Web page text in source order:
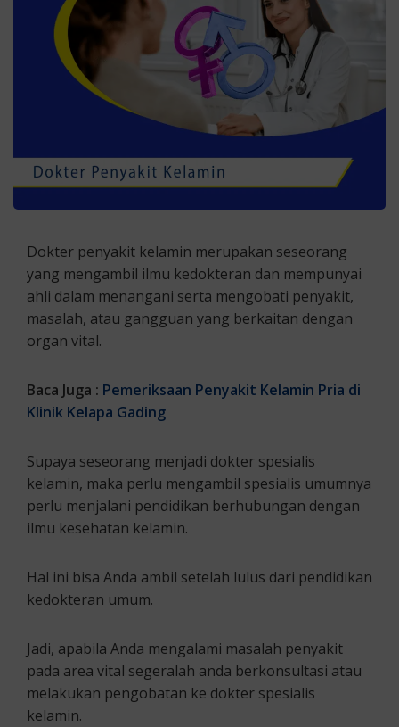
Dokter penyakit kelamin merupakan seseorang
yang mengambil ilmu kedokteran dan mempunyai
ahli dalam menangani serta mengobati penyakit,
masalah, atau gangguan yang berkaitan dengan
organ vital.
Baca Juga : Pemeriksaan Penyakit Kelamin Pria di
Klinik Kelapa Gading
Supaya seseorang menjadi dokter spesialis
kelamin, maka perlu mengambil spesialis umumnya
perlu menjalani pendidikan berhubungan dengan
ilmu kesehatan kelamin.
Hal ini bisa Anda ambil setelah lulus dari pendidikan
kedokteran umum.
Jadi, apabila Anda mengalami masalah penyakit
pada area vital segeralah anda berkonsultasi atau
melakukan pengobatan ke dokter spesialis
kelamin.